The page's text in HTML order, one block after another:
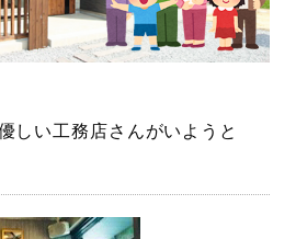
しい工務店さんがいようと